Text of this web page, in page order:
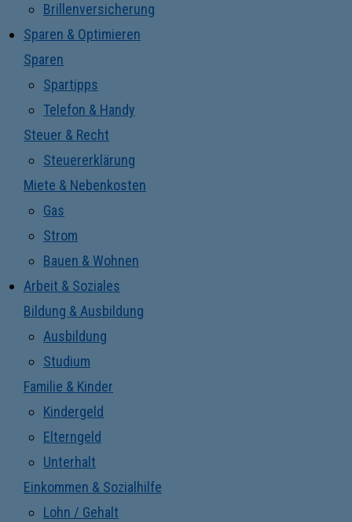
Brillenversicherung
Sparen & Optimieren
Sparen
Spartipps
Telefon & Handy
Steuer & Recht
Steuererklärung
Miete & Nebenkosten
Gas
Strom
Bauen & Wohnen
Arbeit & Soziales
Bildung & Ausbildung
Ausbildung
Studium
Familie & Kinder
Kindergeld
Elterngeld
Unterhalt
Einkommen & Sozialhilfe
Lohn / Gehalt